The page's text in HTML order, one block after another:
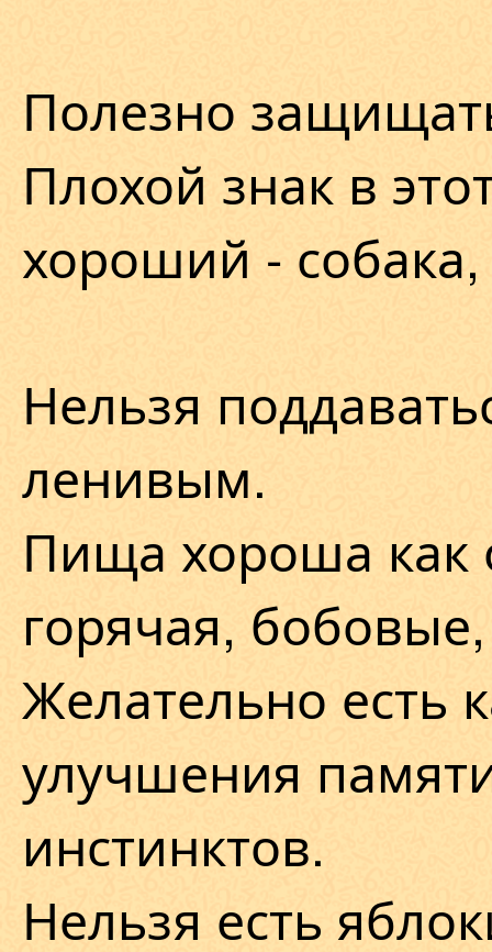
Полезно
Плохой знак в
хороший -
Нельзя
ленивым.
Пища хороша как
горячая,
Желательно есть
улучшения
инстинктов.
Нельзя есть